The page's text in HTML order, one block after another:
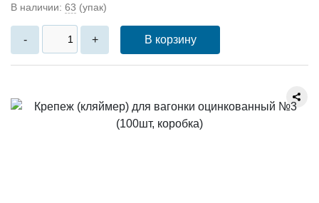
В наличии: 63 (упак)
- + В корзину